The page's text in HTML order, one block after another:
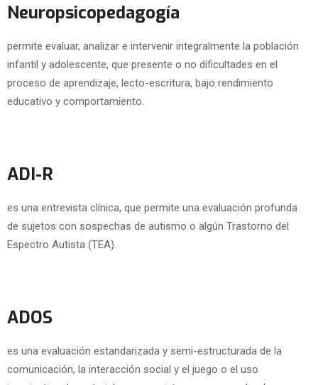
Neuropsicopedagogía
permite evaluar, analizar e intervenir integralmente la población
infantil y adolescente, que presente o no dificultades en el
proceso de aprendizaje, lecto-escritura, bajo rendimiento
educativo y comportamiento.
ADI-R
es una entrevista clínica, que permite una evaluación profunda
de sujetos con sospechas de autismo o algún Trastorno del
Espectro Autista (TEA).
ADOS
es una evaluación estandarizada y semi-estructurada de la
comunicación, la interacción social y el juego o el uso